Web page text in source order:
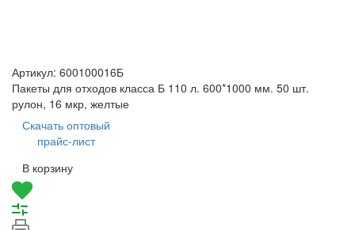
Артикул: 600100016Б
Пакеты для отходов класса Б 110 л. 600*1000 мм. 50 шт.
рулон, 16 мкр, желтые
Скачать оптовый
прайс-лист
В корзину